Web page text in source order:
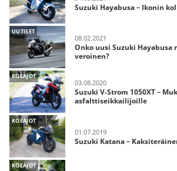
Suzuki Hayabusa – Ikonin
UUTISET
08.02.2021
Onko uusi Suzuki Hayabusa
veroinen?
KOEAJOT
03.08.2020
Suzuki V-Strom 1050XT –
asfalttiseikkailijoille
KOEAJOT
01.07.2019
Suzuki Katana –
KOEAJOT